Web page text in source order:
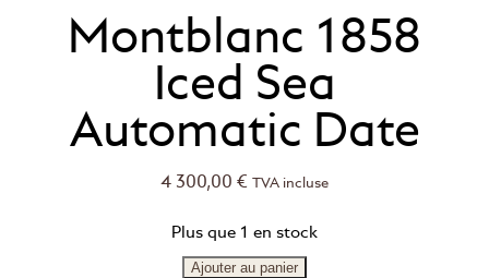
Montblanc 1858
Iced Sea
Automatic Date
4 300,00 € TVA incluse
Plus que 1 en stock
Ajouter au panier